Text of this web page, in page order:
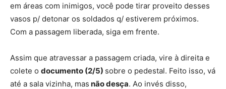
em áreas com inimigos, você pode tirar proveito desses
vasos p/ detonar os soldados q/ estiverem próximos.
Com a passagem liberada, siga em frente.
Assim que atravessar a passagem criada, vire à direita e
colete o documento (2/5) sobre o pedestal. Feito isso, vá
até a sala vizinha, mas não desça. Ao invés disso,